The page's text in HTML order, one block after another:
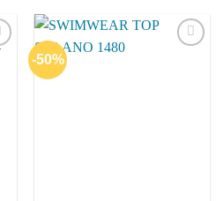
-50%